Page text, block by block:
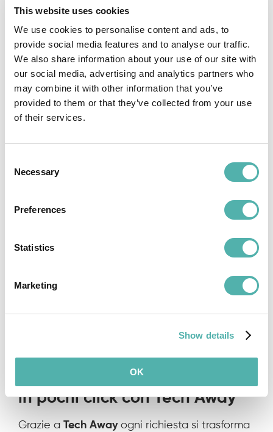
This website uses cookies
We use cookies to personalise content and ads, to
provide social media features and to analyse our traffic.
We also share information about your use of our site with
our social media, advertising and analytics partners who
may combine it with other information that you’ve
provided to them or that they’ve collected from your use
of their services.
Selection
Necessary
Preferences
Statistics
Marketing
Show details
OK
Modulo Gestione Ticket per
Operatori Tecnici
La Gestione Ticket è uno dei
moduli aggiuntivi
di Tech Away
, realizzato per la digitalizzazione
dell’assistenza tecnica. Questa sezione è
semplice e immediata, per un utilizzo rapido
ed efficace in caso di necessità.
Ogni ticket con unarichiesta di supportoviene
interventi tecnici
eventuali note
sarà
nuovi interventi e operatori tecnici, per
L’app consente di
, o creare un
Semplifica l’Assistenza Tecnica
in pochi click con Tech Away
Grazie a Tech Awayogni richiesta si trasforma